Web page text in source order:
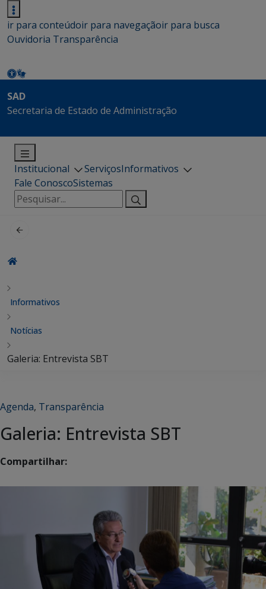
ir para conteúdoir para navegaçãoir para busca
Ouvidoria Transparência
SAD
Secretaria de Estado de Administração
Institucional ServiçosInformativos
Fale ConoscoSistemas
Pesquisar
por:
Informativos
Notícias
Galeria: Entrevista SBT
Agenda, Transparência
Galeria: Entrevista SBT
Compartilhar: